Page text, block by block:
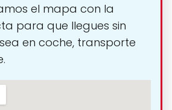
el mapa con la
para que llegues sin
en coche, transporte